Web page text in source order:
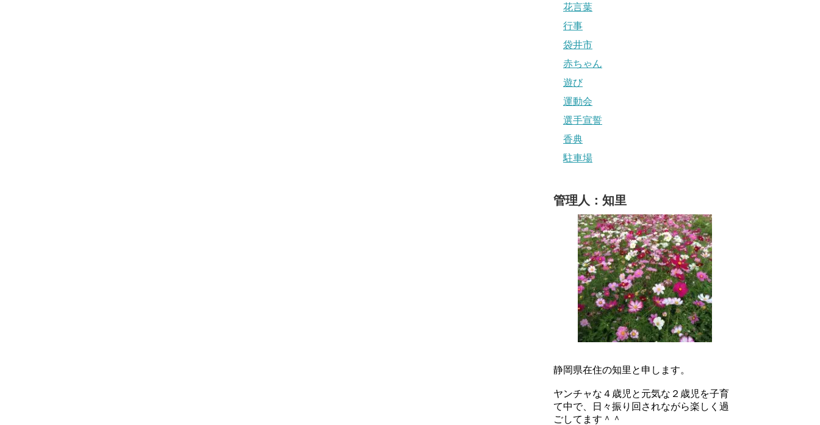
花言葉
行事
袋井市
赤ちゃん
遊び
運動会
選手宣誓
香典
駐車場
管理人：知里
静岡県在住の知里と申します。
ヤンチャな４歳児と元気な２歳児を子育
て中で、日々振り回されながら楽しく過
ごしてます＾＾